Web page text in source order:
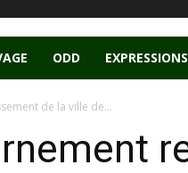
ODD
de la ville de...